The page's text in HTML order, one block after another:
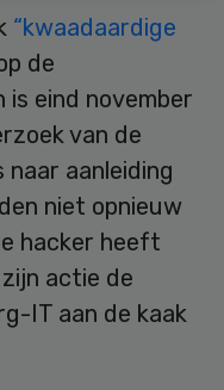
“kwaadaardige
de
is eind november
van de
naar aanleiding
niet opnieuw
hacker heeft
actie de
IT aan de kaak